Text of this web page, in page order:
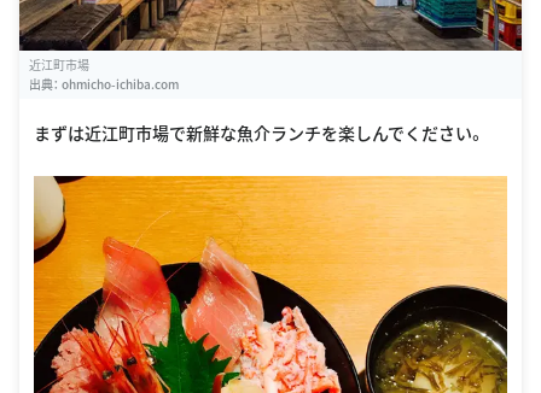
近江町市場
出典： ohmicho-ichiba.com
まずは近江町市場で新鮮な魚介ランチを楽しんでください。